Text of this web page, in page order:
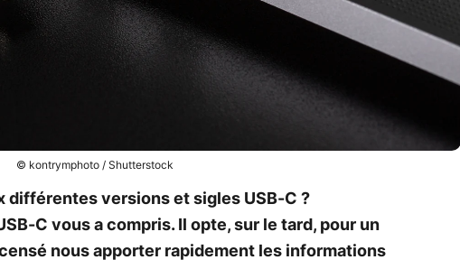
© kontrymphoto / Shutterstock
différentes versions et sigles USB-C ?
C vous a compris. Il opte, sur le tard, pour un
nous apporter rapidement les informations